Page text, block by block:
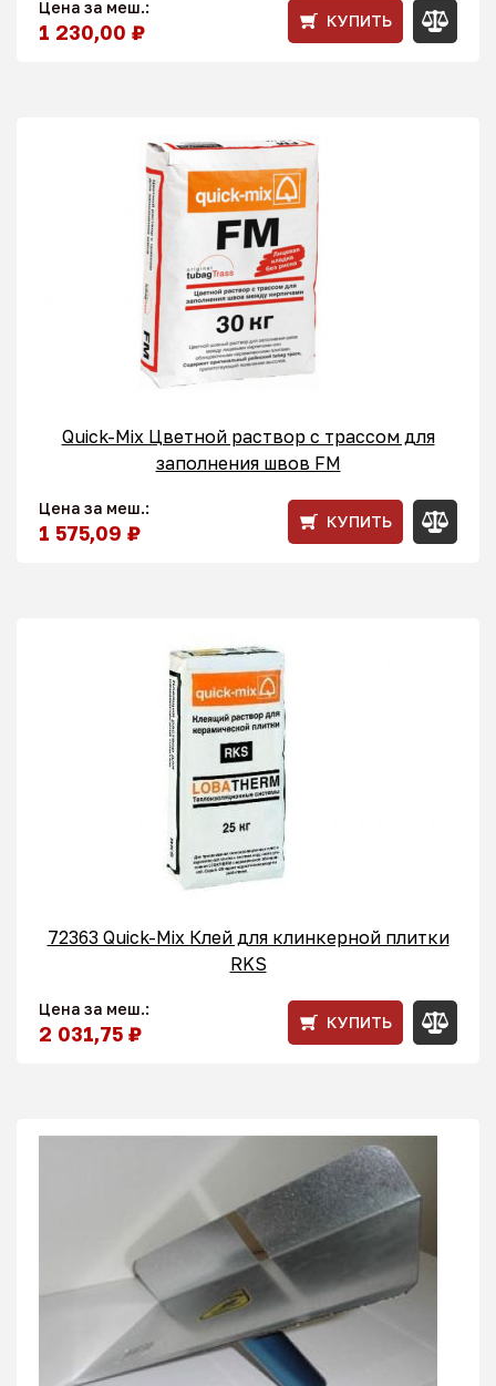
Цена за меш.:
1 230,00 ₽ КУПИТЬ
Quick-Mix Цветной раствор с трассом для
заполнения швов FM
Цена за меш.:
1 575,09 ₽ КУПИТЬ
72363 Quick-Mix Клей для клинкерной плитки
RKS
Цена за меш.:
2 031,75 ₽ КУПИТЬ